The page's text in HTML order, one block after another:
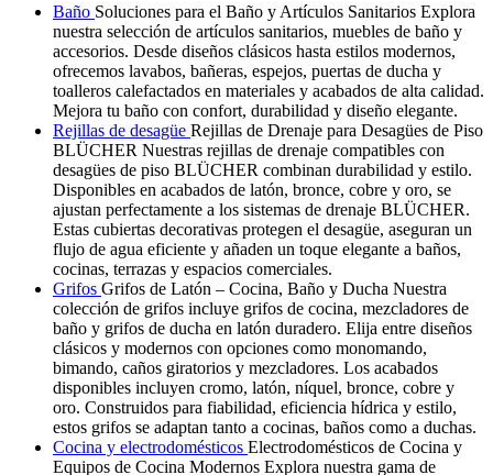
Baño Soluciones para el Baño y Artículos Sanitarios Explora
nuestra selección de artículos sanitarios, muebles de baño y
accesorios. Desde diseños clásicos hasta estilos modernos,
ofrecemos lavabos, bañeras, espejos, puertas de ducha y
toalleros calefactados en materiales y acabados de alta calidad.
Mejora tu baño con confort, durabilidad y diseño elegante.
Rejillas de desagüe Rejillas de Drenaje para Desagües de Piso
BLÜCHER Nuestras rejillas de drenaje compatibles con
desagües de piso BLÜCHER combinan durabilidad y estilo.
Disponibles en acabados de latón, bronce, cobre y oro, se
ajustan perfectamente a los sistemas de drenaje BLÜCHER.
Estas cubiertas decorativas protegen el desagüe, aseguran un
flujo de agua eficiente y añaden un toque elegante a baños,
cocinas, terrazas y espacios comerciales.
Grifos Grifos de Latón – Cocina, Baño y Ducha Nuestra
colección de grifos incluye grifos de cocina, mezcladores de
baño y grifos de ducha en latón duradero. Elija entre diseños
clásicos y modernos con opciones como monomando,
bimando, caños giratorios y mezcladores. Los acabados
disponibles incluyen cromo, latón, níquel, bronce, cobre y
oro. Construidos para fiabilidad, eficiencia hídrica y estilo,
estos grifos se adaptan tanto a cocinas, baños como a duchas.
Cocina y electrodomésticos Electrodomésticos de Cocina y
Equipos de Cocina Modernos Explora nuestra gama de